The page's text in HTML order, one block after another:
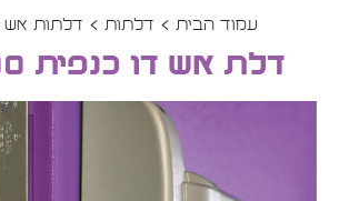
עמוד הבית דלתות דלתות אש
דלת אש דו כנפית 90 דקות